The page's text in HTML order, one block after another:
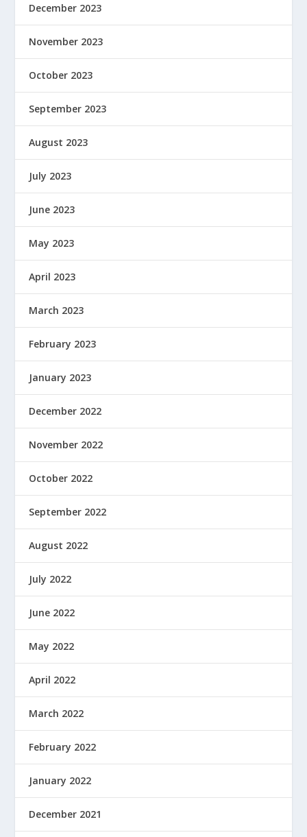
December 2023
November 2023
October 2023
September 2023
August 2023
July 2023
June 2023
May 2023
April 2023
March 2023
February 2023
January 2023
December 2022
November 2022
October 2022
September 2022
August 2022
July 2022
June 2022
May 2022
April 2022
March 2022
February 2022
January 2022
December 2021